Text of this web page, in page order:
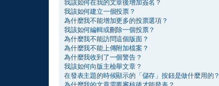
我該如何在我的文章後增加簽名？
我該如何建立一個投票？
為什麼我不能增加更多的投票選項？
我該如何編輯或刪除一個投票？
為什麼我不能訪問這個版面？
為什麼我不能上傳附加檔案？
為什麼我收到了一個警告？
我該如何向版主檢舉文章？
在發表主題的時候顯示的「儲存」按鈕是做什麼用的？